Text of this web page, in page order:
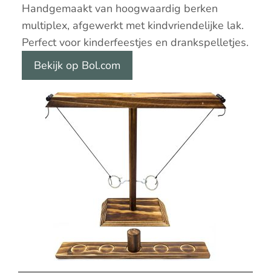
Handgemaakt van hoogwaardig berken
multiplex, afgewerkt met kindvriendelijke lak.
Perfect voor kinderfeestjes en drankspelletjes.
Bekijk op Bol.com